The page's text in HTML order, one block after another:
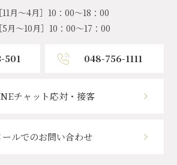
［11月～4月］10：00～18：00
［5月～10月］10：00～17：00
501 048-756-1111
チャット応対・接客
ールでのお問い合わせ